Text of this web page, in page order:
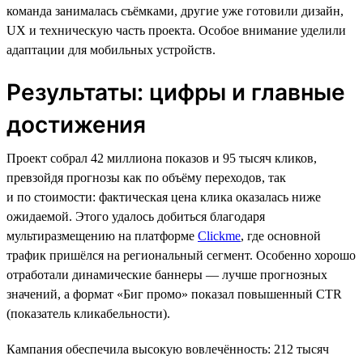
команда занималась съёмками, другие уже готовили дизайн,
UX и техническую часть проекта. Особое внимание уделили
адаптации для мобильных устройств.
Результаты: цифры и главные
достижения
Проект собрал 42 миллиона показов и 95 тысяч кликов,
превзойдя прогнозы как по объёму переходов, так
и по стоимости: фактическая цена клика оказалась ниже
ожидаемой. Этого удалось добиться благодаря
мультиразмещению на платформе Clickme, где основной
трафик пришёлся на региональный сегмент. Особенно хорошо
отработали динамические баннеры — лучше прогнозных
значений, а формат «Биг промо» показал повышенный CTR
(показатель кликабельности).
Кампания обеспечила высокую вовлечённость: 212 тысяч